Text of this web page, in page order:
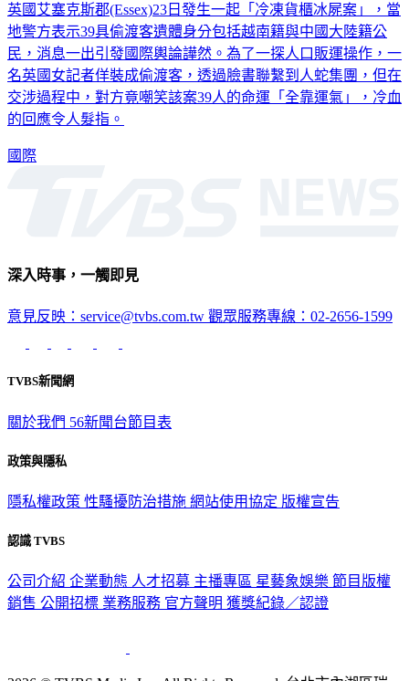
英國艾塞克斯郡(Essex)23日發生一起「冷凍貨櫃冰屍案」，當
地警方表示39具偷渡客遺體身分包括越南籍與中國大陸籍公
民，消息一出引發國際輿論譁然。為了一探人口販運操作，一
名英國女記者佯裝成偷渡客，透過臉書聯繫到人蛇集團，但在
交涉過程中，對方竟嘲笑該案39人的命運「全靠運氣」，冷血
的回應令人髮指。
國際
深入時事，一觸即見
意見反映：service@tvbs.com.tw 觀眾服務專線：02-2656-1599
TVBS新聞網
關於我們 56新聞台節目表
政策與隱私
隱私權政策 性騷擾防治措施 網站使用協定 版權宣告
認識 TVBS
公司介紹 企業動態 人才招募 主播專區 星藝象娛樂 節目版權
銷售 公開招標 業務服務 官方聲明 獲獎紀錄／認證